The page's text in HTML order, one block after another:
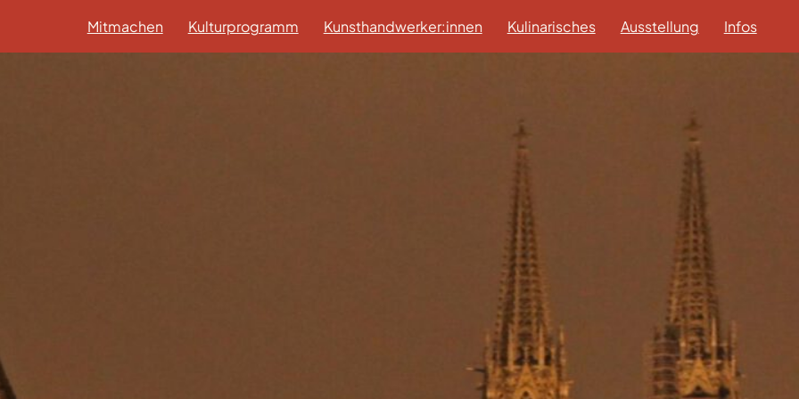
Mitmachen Kulturprogramm Kunsthandwerker:innen Kulinarisches Ausstellung Infos